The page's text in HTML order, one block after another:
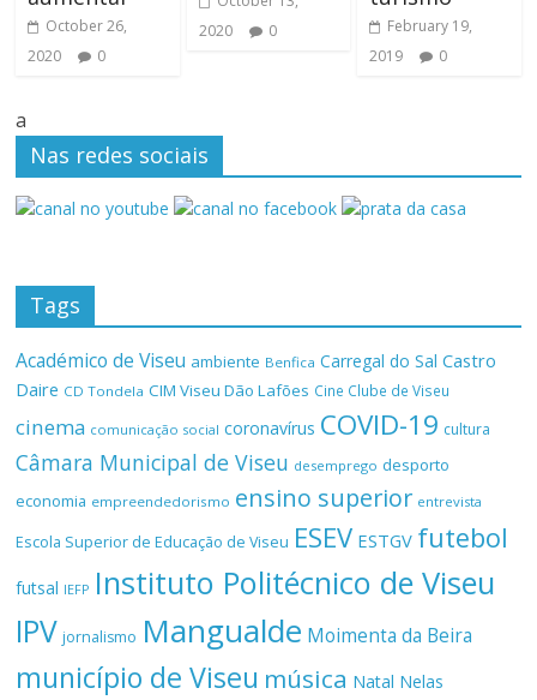
October 26,
2020
0
2020
0
February 19,
2019
0
a
Nas redes sociais
Tags
Académico de Viseu ambiente Benfica Carregal do Sal Castro
Daire CD Tondela CIM Viseu Dão Lafões Cine Clube de Viseu
cinema comunicação social coronavírus COVID-19 cultura
Câmara Municipal de Viseu desemprego desporto
economia empreendedorismo ensino superior entrevista
Escola Superior de Educação de Viseu ESEV ESTGV futebol
futsal IEFP Instituto Politécnico de Viseu
IPV jornalismo Mangualde Moimenta da Beira
município de Viseu música Natal Nelas